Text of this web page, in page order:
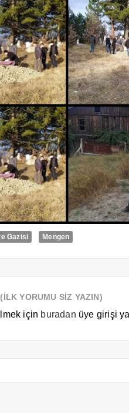
Gazisi Mengen
(İLK YORUMU SİZ YAZIN)
için buradan üye girişi